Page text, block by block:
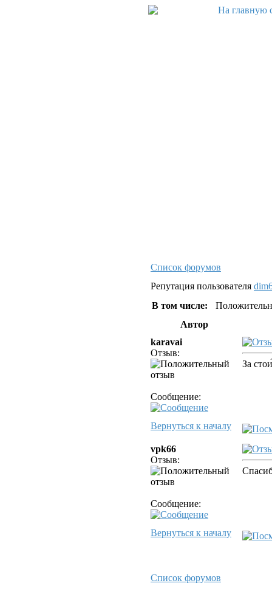
Список форумов
Репутация пользователя
В том числе:
Автор
karavai
Отзыв:
Сообщение:
За
Вернуться к началу
vpk66
Отзыв:
Сообщение:
Вернуться к началу
Список форумов